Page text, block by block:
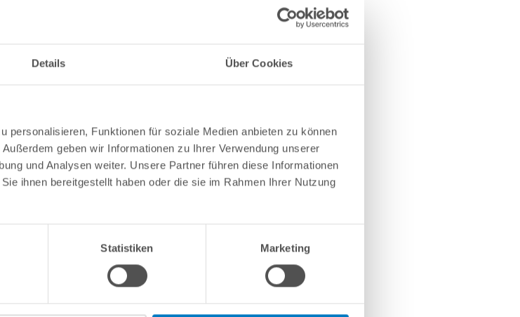
Details Über Cookies
personalisieren, Funktionen für soziale Medien anbieten zu können
geben wir Informationen zu Ihrer Verwendung unserer
und Analysen weiter. Unsere Partner führen diese Informationen
ihnen bereitgestellt haben oder die sie im Rahmen Ihrer Nutzung
Statistiken Marketing